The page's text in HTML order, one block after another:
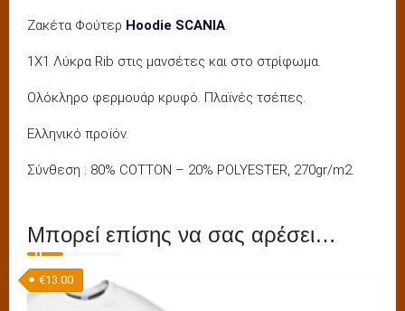
Ζακέτα Φούτερ Hoodie SCANIA.
1Χ1 Λύκρα Rib στις μανσέτες και στο στρίφωμα.
Ολόκληρο φερμουάρ κρυφό. Πλαϊνές τσέπες.
Ελληνικό προϊόν.
Σύνθεση : 80% COTTON – 20% POLYESTER, 270gr/m2.
Μπορεί επίσης να σας αρέσει…
€13.00